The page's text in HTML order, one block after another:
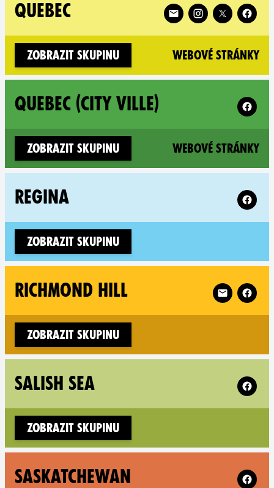
QUEBEC Follow XR Quebec on
Zobrazit skupinu Webové stránky
QUEBEC (CITY VILLE) Follow
Zobrazit skupinu Webové stránky
REGINA Follow
Zobrazit skupinu
RICHMOND HILL Follow XR
Zobrazit skupinu
SALISH SEA Follow
Zobrazit skupinu
SASKATCHEWAN Follow